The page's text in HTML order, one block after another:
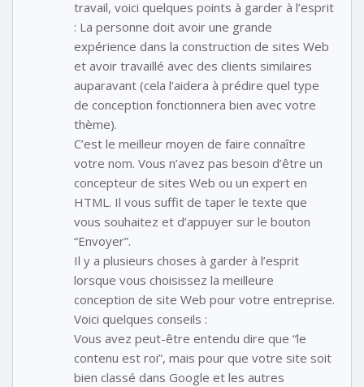
travail, voici quelques points à garder à l’esprit
: La personne doit avoir une grande
expérience dans la construction de sites Web
et avoir travaillé avec des clients similaires
auparavant (cela l’aidera à prédire quel type
de conception fonctionnera bien avec votre
thème).
C’est le meilleur moyen de faire connaître
votre nom. Vous n’avez pas besoin d’être un
concepteur de sites Web ou un expert en
HTML. Il vous suffit de taper le texte que
vous souhaitez et d’appuyer sur le bouton
“Envoyer”.
Il y a plusieurs choses à garder à l’esprit
lorsque vous choisissez la meilleure
conception de site Web pour votre entreprise.
Voici quelques conseils :
Vous avez peut-être entendu dire que “le
contenu est roi”, mais pour que votre site soit
bien classé dans Google et les autres